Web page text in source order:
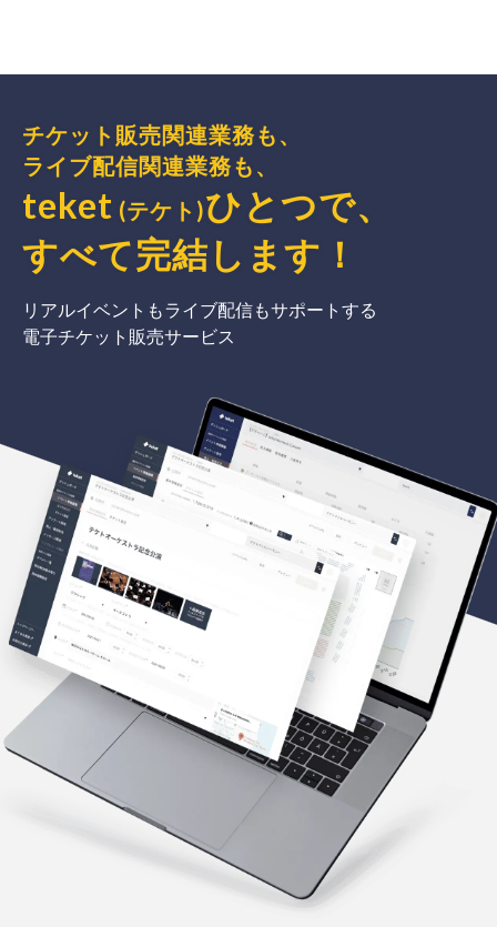
チケット販売関連業務も、
ライブ配信関連業務も、
teket (テケト)ひとつで、
すべて完結 します ！
リアルイベントもライブ配信もサポートする
電子チケット販売サービス